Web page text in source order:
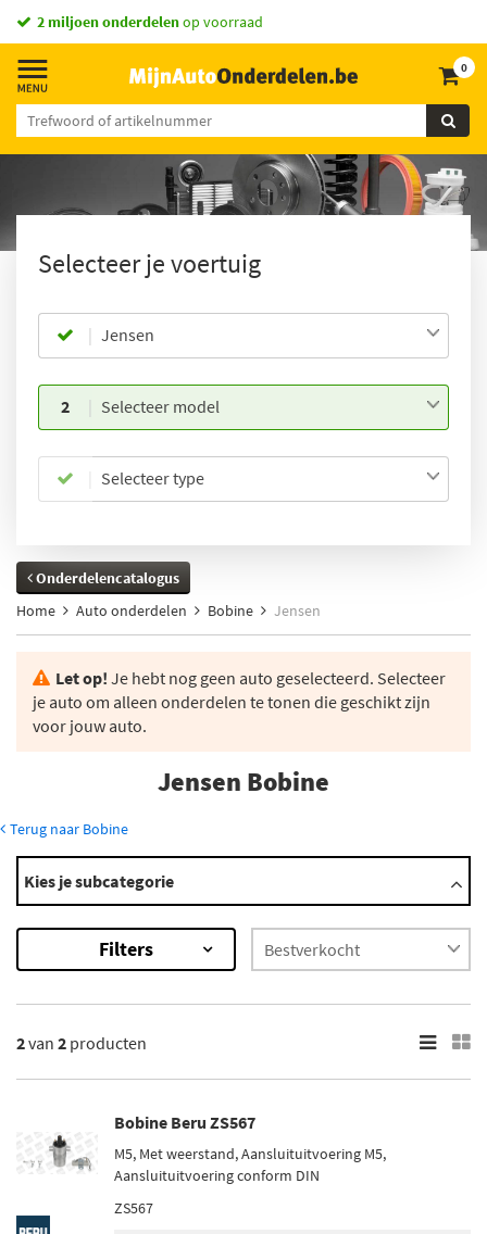
2 miljoen onderdelenop voorraad
0
Selecteer je voertuig
Jensen
2 Selecteer model
Selecteer type
Onderdelencatalogus
Home
Auto onderdelen Bobine Jensen
Let op! Je hebt nog geen auto geselecteerd. Selecteer
je auto om alleen onderdelen te tonen die geschikt zijn
voor jouw auto.
Jensen Bobine
Terug naar Bobine
Modellen
Healey
×
Merk
Beru (1)
Kies je subcategorie
Filters
2van 2 producten
Bobine Beru ZS567
M5, Met weerstand, Aansluituitvoering M5,
Aansluituitvoering conform DIN
ZS567